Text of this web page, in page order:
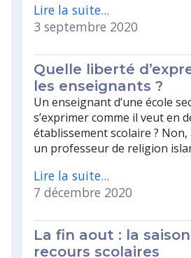
Lire la suite...
3 septembre 2020
Quelle liberté
les enseignants ?
Un enseignant d’une école
s’exprimer comme il veut en
établissement scolaire ?
un professeur de religion
Lire la suite...
7 décembre 2020
La fin aout : la
recours scolaires